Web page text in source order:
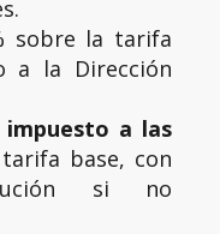
sobre la tarifa
a la Dirección
impuesto a las
base, con
si no